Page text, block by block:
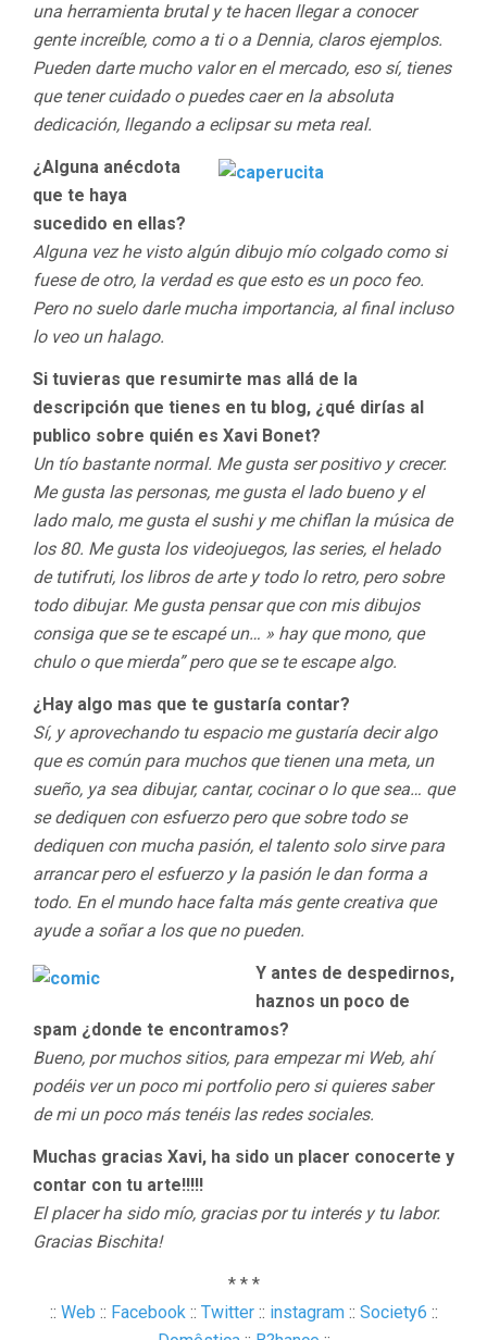
una herramienta brutal y te hacen llegar a conocer
gente increíble, como a ti o a Dennia, claros ejemplos.
Pueden darte mucho valor en el mercado, eso sí, tienes
que tener cuidado o puedes caer en la absoluta
dedicación, llegando a eclipsar su meta real.
¿Alguna anécdota
que te haya
sucedido en ellas?
Alguna vez he visto algún dibujo mío colgado como si
fuese de otro, la verdad es que esto es un poco feo.
Pero no suelo darle mucha importancia, al final incluso
lo veo un halago.
Si tuvieras que resumirte mas allá de la
descripción que tienes en tu blog, ¿qué dirías al
publico sobre quién es Xavi Bonet?
Un tío bastante normal. Me gusta ser positivo y crecer.
Me gusta las personas, me gusta el lado bueno y el
lado malo, me gusta el sushi y me chiflan la música de
los 80. Me gusta los videojuegos, las series, el helado
de tutifruti, los libros de arte y todo lo retro, pero sobre
todo dibujar. Me gusta pensar que con mis dibujos
consiga que se te escapé un… » hay que mono, que
chulo o que mierda” pero que se te escape algo.
¿Hay algo mas que te gustaría contar?
Sí, y aprovechando tu espacio me gustaría decir algo
que es común para muchos que tienen una meta, un
sueño, ya sea dibujar, cantar, cocinar o lo que sea… que
se dediquen con esfuerzo pero que sobre todo se
dediquen con mucha pasión, el talento solo sirve para
arrancar pero el esfuerzo y la pasión le dan forma a
todo. En el mundo hace falta más gente creativa que
ayude a soñar a los que no pueden.
Y antes de despedirnos,
haznos un poco de
spam ¿donde te encontramos?
Bueno, por muchos sitios, para empezar mi Web, ahí
podéis ver un poco mi portfolio pero si quieres saber
de mi un poco más tenéis las redes sociales.
Muchas gracias Xavi, ha sido un placer conocerte y
contar con tu arte!!!!!
El placer ha sido mío, gracias por tu interés y tu labor.
Gracias Bischita!
* * *
:: Web :: Facebook:: Twitter:: instagram:: Society6 ::